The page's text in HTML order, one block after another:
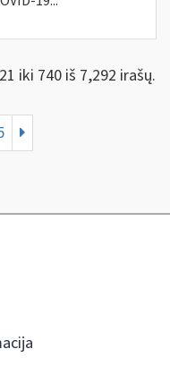
iki 740 iš 7,292 irašų.